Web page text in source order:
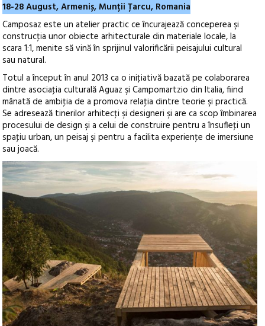
18-28 August, Armeniș, Munții Țarcu, Romania
Camposaz este un atelier practic ce încurajează conceperea şi
construcţia unor obiecte arhitecturale din materiale locale, la
scara 1:1, menite să vină în sprijinul valorificării peisajului cultural
sau natural.
Totul a început în anul 2013 ca o iniţiativă bazată pe colaborarea
dintre asociaţia culturală Aguaz şi Campomartzio din Italia, fiind
mânată de ambiţia de a promova relaţia dintre teorie şi practică.
Se adresează tinerilor arhitecţi şi designeri şi are ca scop îmbinarea
procesului de design şi a celui de construire pentru a însufleţi un
spaţiu urban, un peisaj şi pentru a facilita experienţe de imersiune
sau joacă.